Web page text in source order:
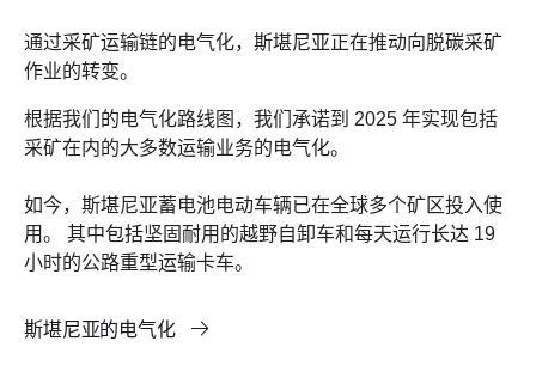
通过采矿运输链的电气化，斯堪尼亚正在推动向脱碳采矿
作业的转变。
根据我们的电气化路线图，我们承诺到 2025 年实现包括
采矿在内的大多数运输业务的电气化。
如今，斯堪尼亚蓄电池电动车辆已在全球多个矿区投入使
用。 其中包括坚固耐用的越野自卸车和每天运行长达 19
小时的公路重型运输卡车。
斯堪尼亚的电气化